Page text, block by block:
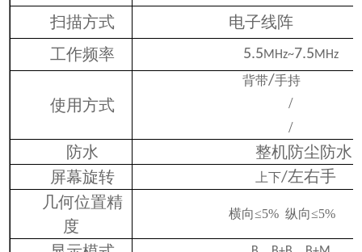
扫描方式
电子线阵
工作频率
5.5MHz~7.5MHz
使用方式
背带/手持
/
/
防水
整机防尘防水
屏幕旋转
上下/左右手
几何位置精
度
横向≤5% 纵向≤5%